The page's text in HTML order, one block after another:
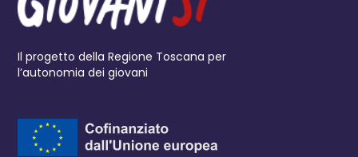
Il progetto della Regione Toscana per
l’autonomia dei giovani